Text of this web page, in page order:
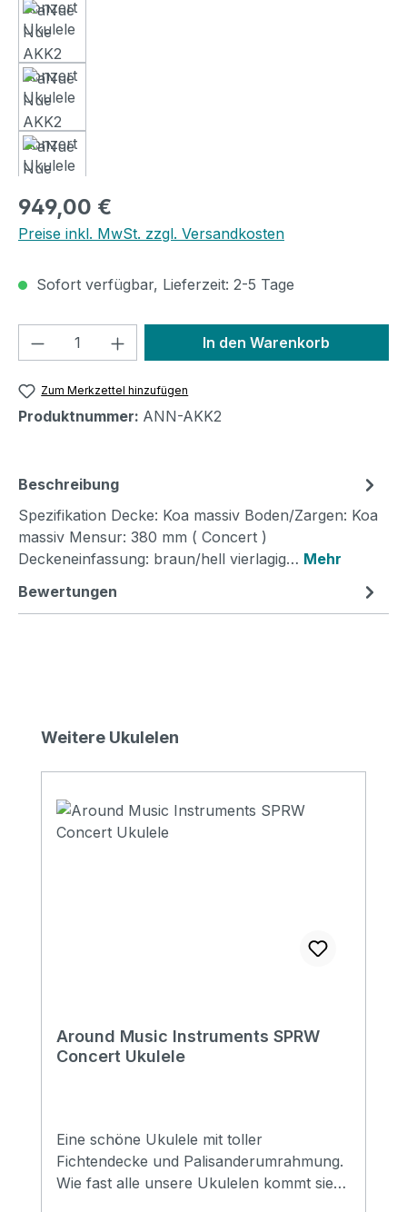
Regulärer Preis:
949,00 €
Preise inkl. MwSt. zzgl. Versandkosten
Sofort verfügbar, Lieferzeit: 2-5 Tage
Produkt Anzahl: Gib denIn den Warenkorb
Zum Merkzettel hinzufügen
Produktnummer: ANN-AKK2
Beschreibung
Spezifikation Decke: Koa massiv Boden/Zargen: Koa
massiv Mensur: 380 mm ( Concert )
Deckeneinfassung: braun/hell vierlagig… Mehr
Bewertungen
Produktgalerie überspringen
Weitere Ukulelen
Around Music Instruments SPRW
Concert Ukulele
Eine schöne Ukulele mit toller
Fichtendecke und Palisanderumrahmung.
Wie fast alle unsere Ukulelen kommt sie